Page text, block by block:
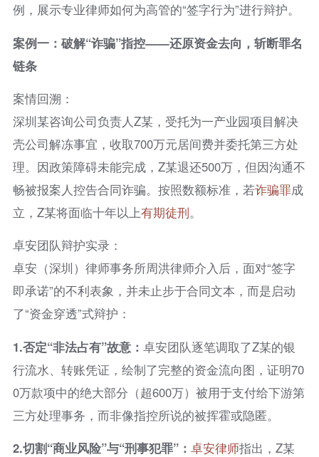
例，展示专业律师如何为高管的“签字行为”进行辩护。
案例一：破解“诈骗”指控——还原资金去向，斩断罪名
链条
案情回溯：
深圳某咨询公司负责人Z某，受托为一产业园项目解决
壳公司解冻事宜，收取700万元居间费并委托第三方处
理。因政策障碍未能完成，Z某退还500万，但因沟通不
畅被报案人控告合同诈骗。按照数额标准，若诈骗罪成
立，Z某将面临十年以上有期徒刑。
卓安团队辩护实录：
卓安（深圳）律师事务所周洪律师介入后，面对“签字
即承诺”的不利表象，并未止步于合同文本，而是启动
了“资金穿透”式辩护：
1.否定“非法占有”故意： 卓安团队逐笔调取了Z某的银
行流水、转账凭证，绘制了完整的资金流向图，证明70
0万款项中的绝大部分（超600万）被用于支付给下游第
三方处理事务，而非像指控所说的被挥霍或隐匿。
2.切割“商业风险”与“刑事犯罪”： 卓安律师指出，Z某